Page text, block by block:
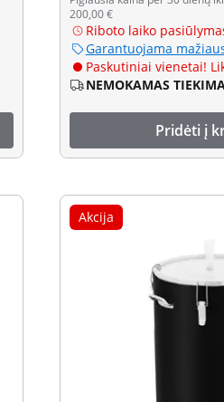
200,00 €
Riboto laiko
Garantuojama
Paskutiniai vienetai!
NEMOKAMAS
Pridėti į
Akcija